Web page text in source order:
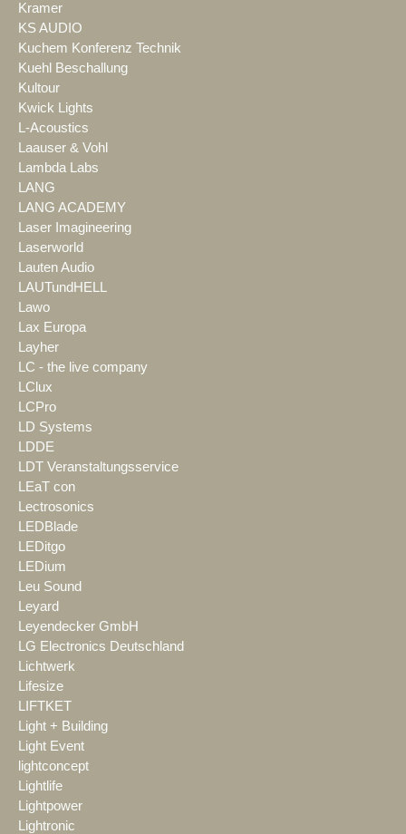
Kramer
KS AUDIO
Kuchem Konferenz Technik
Kuehl Beschallung
Kultour
Kwick Lights
L-Acoustics
Laauser & Vohl
Lambda Labs
LANG
LANG ACADEMY
Laser Imagineering
Laserworld
Lauten Audio
LAUTundHELL
Lawo
Lax Europa
Layher
LC - the live company
LClux
LCPro
LD Systems
LDDE
LDT Veranstaltungsservice
LEaT con
Lectrosonics
LEDBlade
LEDitgo
LEDium
Leu Sound
Leyard
Leyendecker GmbH
LG Electronics Deutschland
Lichtwerk
Lifesize
LIFTKET
Light + Building
Light Event
lightconcept
Lightlife
Lightpower
Lightronic